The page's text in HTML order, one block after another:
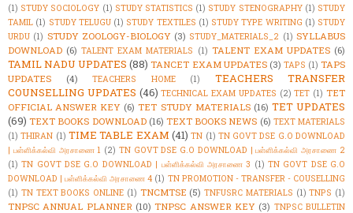
(1) STUDY SOCIOLOGY (1) STUDY STATISTICS (1) STUDY STENOGRAPHY (1) STUDY
TAMIL (1) STUDY TELUGU (1) STUDY TEXTILES (1) STUDY TYPE WRITING (1) STUDY
URDU (1) STUDY ZOOLOGY-BIOLOGY (3) STUDY_MATERIALS_2 (1) SYLLABUS
DOWNLOAD (6) TALENT EXAM MATERIALS (1) TALENT EXAM UPDATES (6)
TAMIL NADU UPDATES (88) TANCET EXAM UPDATES (3) TAPS (1) TAPS
UPDATES
(4) TEACHERS HOME (1)
TEACHERS TRANSFER
COUNSELLING UPDATES (46) TECHNICAL EXAM UPDATES (2) TET (1) TET
OFFICIAL ANSWER KEY (6) TET STUDY MATERIALS (16) TET UPDATES
(69) TEXT BOOKS DOWNLOAD (16) TEXT BOOKS NEWS (6) TEXT MATERIALS
(1) THIRAN (1) TIME TABLE EXAM (41) TN (1) TN GOVT DSE G.O DOWNLOAD
| பள்ளிக்கல்வி அரசாணை 1 (2) TN GOVT DSE G.O DOWNLOAD | பள்ளிக்கல்வி அரசாணை 2
(1) TN GOVT DSE G.O DOWNLOAD | பள்ளிக்கல்வி அரசாணை 3 (1) TN GOVT DSE G.O
DOWNLOAD | பள்ளிக்கல்வி அரசாணை 4 (1) TN PROMOTION - TRANSFER - COUSELLING
(1) TN TEXT BOOKS ONLINE (1) TNCMTSE (5) TNFUSRC MATERIALS (1) TNPS (1)
TNPSC ANNUAL PLANNER (10) TNPSC ANSWER KEY (3) TNPSC BULLETIN